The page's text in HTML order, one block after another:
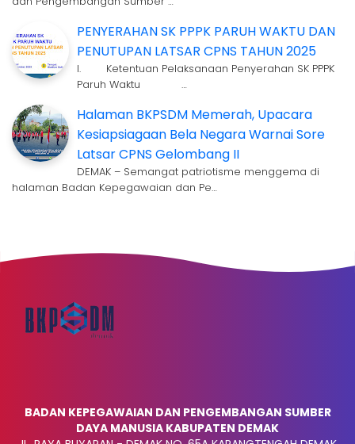
PENYERAHAN SK PPPK PARUH WAKTU DAN
PENUTUPAN LATSAR CPNS TAHUN 2025
I. Ketentuan Pelaksanaan Penyerahan SK PPPK
Paruh Waktu …
Halaman BKPSDM Memerah, Upacara
Kesiapsiagaan Bela Negara Warnai Sore
Latsar CPNS Gelombang II
DEMAK – Semangat patriotisme menggema di
halaman Badan Kepegawaian dan Pe…
BADAN KEPEGAWAIAN DAN PENGEMBANGAN SUMBER
DAYA MANUSIA KABUPATEN DEMAK